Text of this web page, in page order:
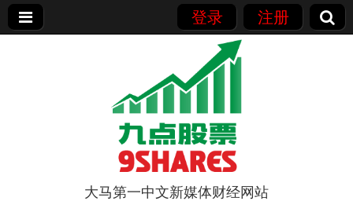
登录 注册
大马第一中文新媒体财经网站